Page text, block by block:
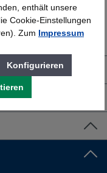
Beratung
(04205) 635940
enthält unsere
Cookie-Einstellungen
Zum Impressum
Konfigurieren